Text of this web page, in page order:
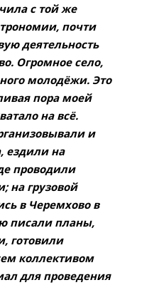
с той же
почти
деятельность
Огромное село,
молодёжи. Это
пора моей
на всё.
и
ездили на
проводили
на грузовой
в Черемхово в
писали планы,
готовили
коллективом
для проведения